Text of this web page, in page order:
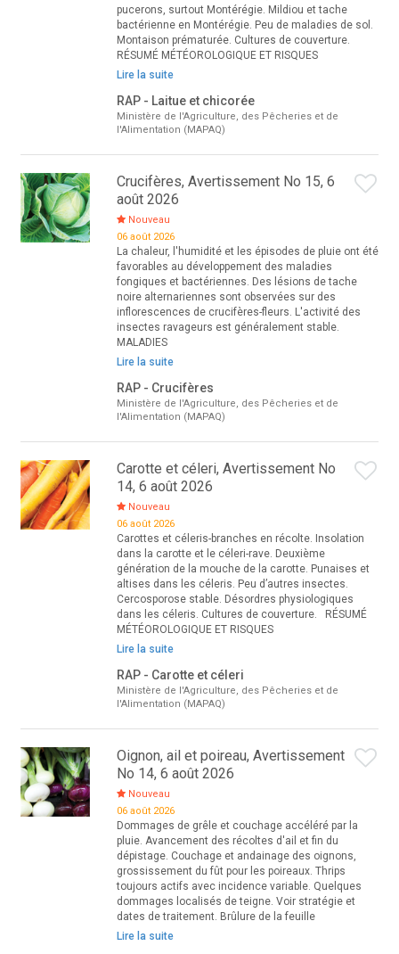
pucerons, surtout Montérégie. Mildiou et tache
bactérienne en Montérégie. Peu de maladies de sol.
Montaison prématurée. Cultures de couverture.
RÉSUMÉ MÉTÉOROLOGIQUE ET RISQUES
Lire la suite
RAP - Laitue et chicorée
Ministère de l'Agriculture, des Pêcheries et de
l'Alimentation (MAPAQ)
Crucifères, Avertissement No 15, 6
août 2026
Nouveau
06 août 2026
La chaleur, l'humidité et les épisodes de pluie ont été
favorables au développement des maladies
fongiques et bactériennes. Des lésions de tache
noire alternariennes sont observées sur des
inflorescences de crucifères-fleurs. L'activité des
insectes ravageurs est généralement stable.
MALADIES
Lire la suite
RAP - Crucifères
Ministère de l'Agriculture, des Pêcheries et de
l'Alimentation (MAPAQ)
Carotte et céleri, Avertissement No
14, 6 août 2026
Nouveau
06 août 2026
Carottes et céleris-branches en récolte. Insolation
dans la carotte et le céleri-rave. Deuxième
génération de la mouche de la carotte. Punaises et
altises dans les céleris. Peu d’autres insectes.
Cercosporose stable. Désordres physiologiques
dans les céleris. Cultures de couverture. RÉSUMÉ
MÉTÉOROLOGIQUE ET RISQUES
Lire la suite
RAP - Carotte et céleri
Ministère de l'Agriculture, des Pêcheries et de
l'Alimentation (MAPAQ)
Oignon, ail et poireau, Avertissement
No 14, 6 août 2026
Nouveau
06 août 2026
Dommages de grêle et couchage accéléré par la
pluie. Avancement des récoltes d'ail et fin du
dépistage. Couchage et andainage des oignons,
grossissement du fût pour les poireaux. Thrips
toujours actifs avec incidence variable. Quelques
dommages localisés de teigne. Voir stratégie et
dates de traitement. Brûlure de la feuille
Lire la suite